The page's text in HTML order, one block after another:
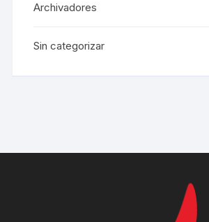
Archivadores
Sin categorizar